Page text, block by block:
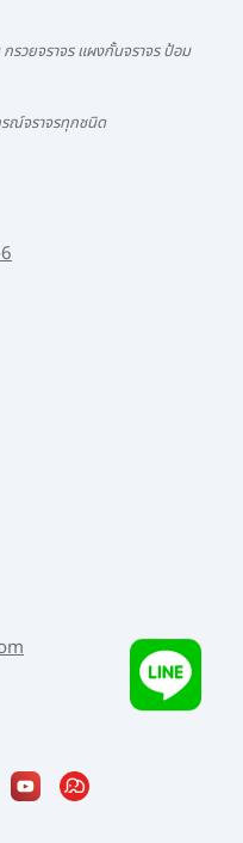
รวยจราจร แผงกั้นจราจร ป้อม
รณ์จราจรทุกชนิด